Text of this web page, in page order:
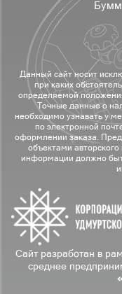
Данный сайт носит
при каких
определяемой
Точные данные о
необходимо узнавать у
по электронной
оформлении заказа.
объектами
информации должно
Сайт разработан в
среднее